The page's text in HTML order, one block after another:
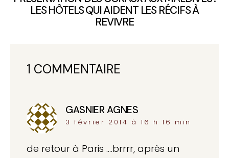
LES HÔTELS QUI AIDENT LES RÉCIFS À
REVIVRE
1 COMMENTAIRE
GASNIER AGNES
3 février 2014 à 16 h 16 min
de retour à Paris ….brrrr, après un